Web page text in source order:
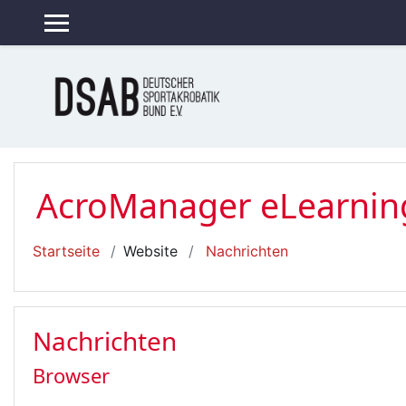
WEBSITE-ÜBERSICHT
AcroManager
Startseite Website Nachrichten
Nachrichten
Browser